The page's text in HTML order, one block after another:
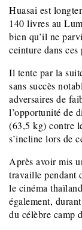
Huasai est
140 livres au
bien qu’il ne
ceinture dans
Il tente par la
sans succès
adversaires de
l’opportunité de
(63,5 kg) contre
s’incline lors de
Après avoir mis
travaille pendant
le cinéma
également,
du célèbre camp